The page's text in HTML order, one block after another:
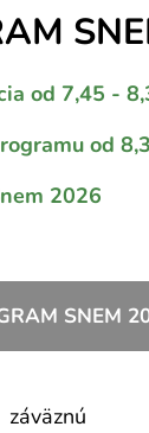
od 7,45 -
od
2026
SNEM